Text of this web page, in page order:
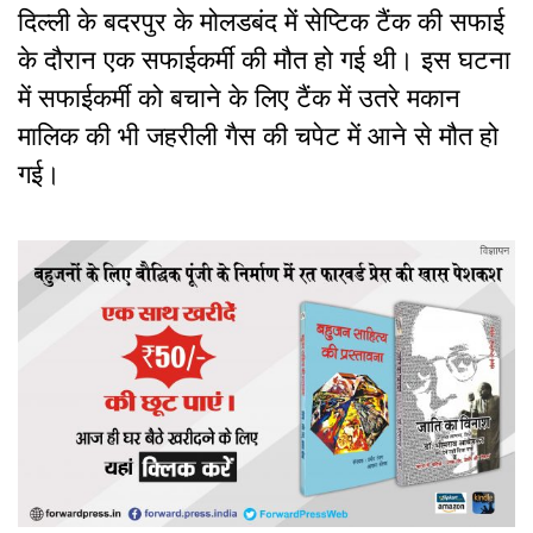
दिल्ली के बदरपुर के मोलडबंद में सेप्टिक टैंक की सफाई
के दौरान एक सफाईकर्मी की मौत हो गई थी। इस घटना
में सफाईकर्मी को बचाने के लिए टैंक में उतरे मकान
मालिक की भी जहरीली गैस की चपेट में आने से मौत हो
गई।